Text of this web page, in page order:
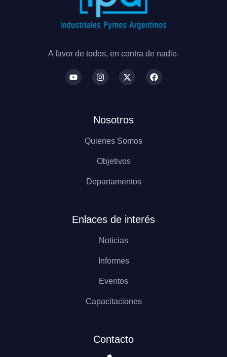
A favor de todos, en contra de nadie.
Nosotros
Quienes Somos
Objetivos
Departamentos
Enlaces de interés
Noticias
Informes
Eventos
Capacitaciones
Contacto